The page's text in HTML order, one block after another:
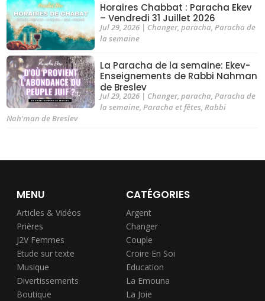
Horaires Chabbat : Paracha Ekev
– Vendredi 31 Juillet 2026
Jul 29, 2026| Changer, paracha, Paracha de
la semaine
La Paracha de la semaine: Ekev-
Enseignements de Rabbi Nahman
de Breslev
Jul 29, 2026| Changer, paracha, Paracha de
la semaine, Paracha et fêtes, Rabbi
Nah'man de Breslev
MENU
Articles & Vidéos
Prières
J2V Femmes
Etude sur texte
Musique
Divertissements
Boutique
CATÉGORIES
Argent
Changer
Couple
Croire En Soi
Education
La Emouna
La Joie